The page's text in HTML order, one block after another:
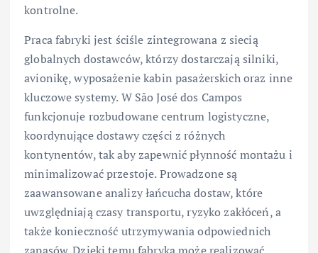
kontrolne.
Praca fabryki jest ściśle zintegrowana z siecią
globalnych dostawców, którzy dostarczają silniki,
avionikę, wyposażenie kabin pasażerskich oraz inne
kluczowe systemy. W São José dos Campos
funkcjonuje rozbudowane centrum logistyczne,
koordynujące dostawy części z różnych
kontynentów, tak aby zapewnić płynność montażu i
minimalizować przestoje. Prowadzone są
zaawansowane analizy łańcucha dostaw, które
uwzględniają czasy transportu, ryzyko zakłóceń, a
także konieczność utrzymywania odpowiednich
zapasów. Dzięki temu fabryka może realizować